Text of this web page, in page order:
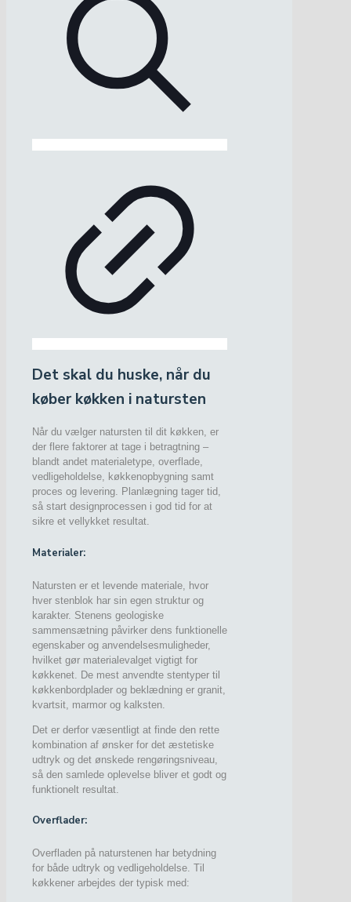
Det skal du huske, når du
køber køkken i natursten
Når du vælger natursten til dit køkken, er
der flere faktorer at tage i betragtning –
blandt andet materialetype, overflade,
vedligeholdelse, køkkenopbygning samt
proces og levering. Planlægning tager tid,
så start designprocessen i god tid for at
sikre et vellykket resultat.
Materialer:
Natursten er et levende materiale, hvor
hver stenblok har sin egen struktur og
karakter. Stenens geologiske
sammensætning påvirker dens funktionelle
egenskaber og anvendelsesmuligheder,
hvilket gør materialevalget vigtigt for
køkkenet. De mest anvendte stentyper til
køkkenbordplader og beklædning er granit,
kvartsit, marmor og kalksten.
Det er derfor væsentligt at finde den rette
kombination af ønsker for det æstetiske
udtryk og det ønskede rengøringsniveau,
så den samlede oplevelse bliver et godt og
funktionelt resultat.
Overflader:
Overfladen på naturstenen har betydning
for både udtryk og vedligeholdelse. Til
køkkener arbejdes der typisk med: